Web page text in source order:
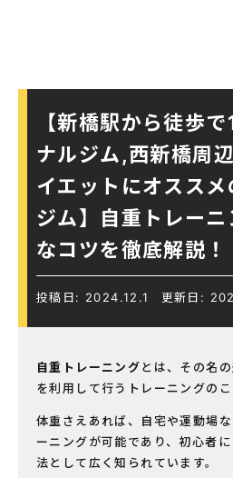
【新橋駅から徒歩
ナルジム,西新橋周
イエットにオススメ
ジム】自重トレーニ
なコツを徹底解説！
投稿日: 2024.12.1 更新日:
自重トレーニングとは、その名
を利用して行うトレーニングのこ
体重さえあれば、自宅や運動場
ーニングが可能であり、初心者
法として広く知られています。